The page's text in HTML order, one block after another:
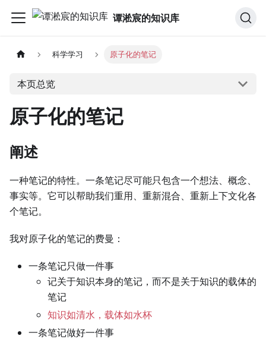
谭淞宸的知识库
科学学习 原子化的笔记
本页总览
原子化的笔记
阐述
一种笔记的特性。一条笔记尽可能只包含一个想法、概念、
事实等。它可以帮助我们重用、重新混合、重新上下文化各
个笔记。
我对原子化的笔记的费曼：
一条笔记只做一件事
记关于知识本身的笔记，而不是关于知识的载体的
笔记
知识如清水，载体如水杯
一条笔记做好一件事